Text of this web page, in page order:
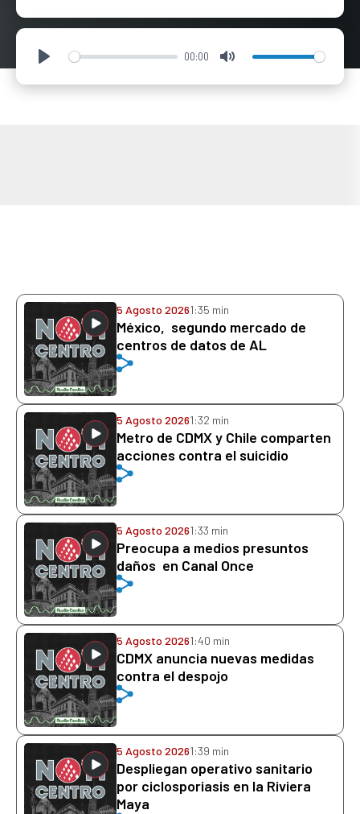
Play 00:00 Mute
5 Agosto 20261:35 min
México, segundo mercado de
centros de datos de AL
5 Agosto 20261:32 min
Metro de CDMX y Chile comparten
acciones contra el suicidio
5 Agosto 20261:33 min
Preocupa a medios presuntos
daños en Canal Once
5 Agosto 20261:40 min
CDMX anuncia nuevas medidas
contra el despojo
5 Agosto 20261:39 min
Despliegan operativo sanitario
por ciclosporiasis en la Riviera
Maya